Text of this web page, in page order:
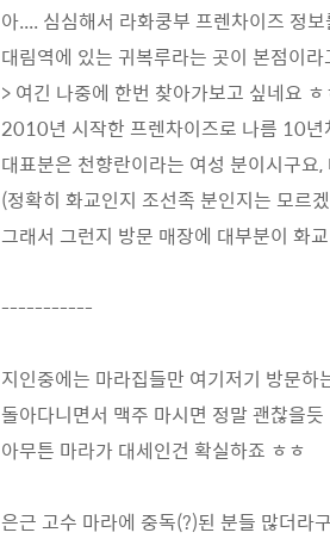
아.... 심심해서 라화쿵부 프렌차이즈 정
대림역에 있는 귀복루라는 곳이 본점이라
> 여긴 나중에 한번 찾아가보고 싶네요 ㅎ
2010년 시작한 프렌차이즈로 나름 10년
대표분은 천향란이라는 여성 분이시구
(정확히 화교인지 조선족 분인지는 모르
그래서 그런지 방문 매장에 대부분이 화
-----------
지인중에는 마라집들만 여기저기 방문하
돌아다니면서 맥주 마시면 정말 괜찮을듯
아무튼 마라가 대세인건 확실하죠 ㅎㅎ
은근 고수 마라에 중독(?)된 분들 많더라